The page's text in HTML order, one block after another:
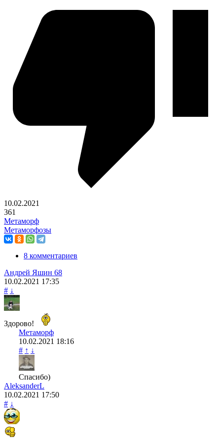
10.02.2021
361
Метаморф
Метаморфозы
8 комментариев
Андрей Яшин 68
10.02.2021 17:35
# ↓
Здорово!
Метаморф
10.02.2021 18:16
# ↑ ↓
Спасибо)
AleksanderL
10.02.2021 17:50
# ↓